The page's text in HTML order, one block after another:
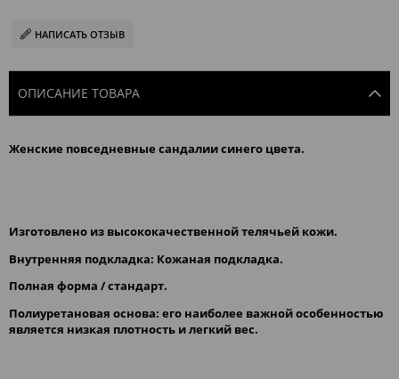
НАПИСАТЬ ОТЗЫВ
ОПИСАНИЕ ТОВАРА
Женские повседневные сандалии синего цвета.
Изготовлено из высококачественной телячьей кожи.
Внутренняя подкладка: Кожаная подкладка.
Полная форма / стандарт.
Полиуретановая основа: его наиболее важной особенностью
является низкая плотность и легкий вес.